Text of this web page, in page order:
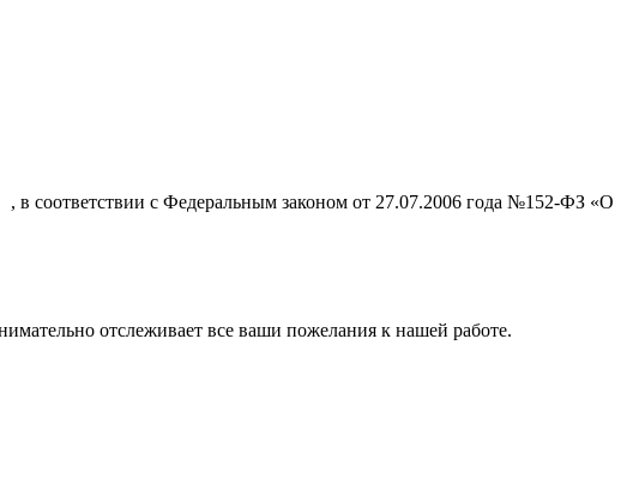
, в соответствии с Федеральным законом от 27.07.2006 года №152-ФЗ «О
отслеживает все ваши пожелания к нашей работе.